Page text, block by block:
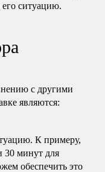
его ситуацию.
с другими
являются:
К примеру,
30 минут для
обеспечить это